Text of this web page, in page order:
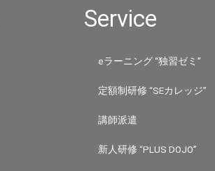
Service
eラーニング “独習ゼミ”
定額制研修 “SEカレッジ”
講師派遣
新人研修 “PLUS DOJO”